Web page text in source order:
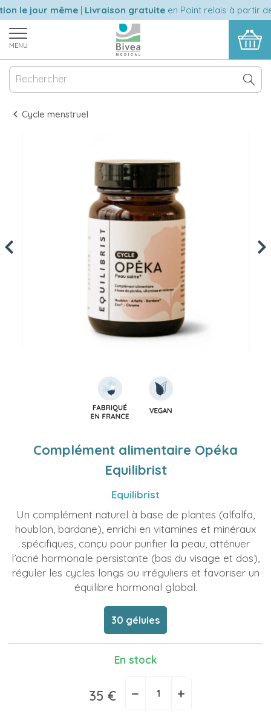
le jour même|Livraison gratuiteen Point relais à partir de
MENU
Cycle menstruel
Previous
Complément alimentaire Opéka
Equilibrist
Equilibrist
Un complément naturel à base de plantes (alfalfa,
houblon, bardane), enrichi en vitamines et minéraux
spécifiques, conçu pour purifier la peau, atténuer
l’acné hormonale persistante (bas du visage et dos),
réguler les cycles longs ou irréguliers et favoriser un
équilibre hormonal global.
30 gélules
En stock
35 € − +